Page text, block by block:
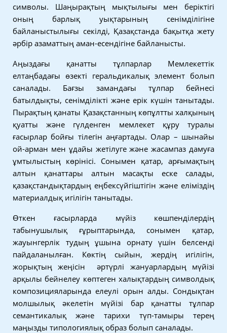
символы. Шаңырақтың мықтылығы мен беріктігі
оның барлық уықтарының сенімділігіне
байланыстылығы секілді, Қазақстанда бақытқа жету
әрбір азаматтың аман-есендігіне байланысты.
Аңыздағы қанатты тұлпарлар Мемлекеттік
елтаңбадағы өзекті геральдикалық элемент болып
саналады. Бағзы замандағы тұлпар бейнесі
батылдықты, сенімділікті және ерік күшін танытады.
Пырақтың қанаты Қазақстанның көпұлтты халқының
қуатты және гүлденген мемлекет құру туралы
ғасырлар бойғы тілегін аңғартады. Олар – шынайы
ой-арман мен ұдайы жетілуге және жасампаз дамуға
ұмтылыстың көрінісі. Сонымен қатар, арғымақтың
алтын қанаттары алтын масақты еске салады,
қазақстандықтардың еңбексүйгіштігін және еліміздің
материалдық игілігін танытады.
Өткен ғасырларда мүйіз көшпенділердің
табынушылық ғұрыптарында, сонымен қатар,
жауынгерлік тудың ұшына орнату үшін белсенді
пайдаланылған. Көктің сыйын, жердің игілігін,
жорықтың жеңісін әртүрлі жануарлардың мүйізі
арқылы бейнелеу көптеген халықтардың символдық
композицияларында елеулі орын алды. Сондықтан
молшылық әкелетін мүйізі бар қанатты тұлпар
семантикалық және тарихи түп-тамыры терең
маңызды типологиялық образ болып саналады.